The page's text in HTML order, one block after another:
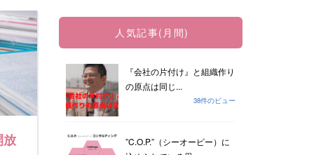
放
人気記事(月間)
『会社の片付け』と組織作り
の原点は同じ...
38件のビュー
”C.O.P.”（シーオーピー）に